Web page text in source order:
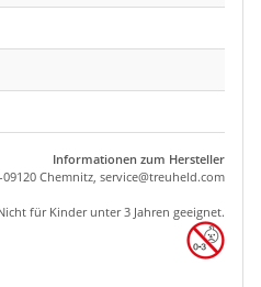
Informationen zum Hersteller
Chemnitz, service@treuheld.com
für Kinder unter 3 Jahren geeignet.